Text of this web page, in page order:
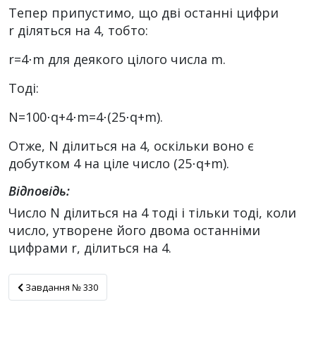
Тепер припустимо, що дві останні цифри
r діляться на 4, тобто:
r=4⋅m для деякого цілого числа m.
Тоді:
N=100⋅q+4⋅m=4⋅(25⋅q+m).
Отже, N ділиться на 4, оскільки воно є
добутком 4 на ціле число (25⋅q+m).
Відповідь:
Число N ділиться на 4 тоді і тільки тоді, коли
число, утворене його двома останніми
цифрами r, ділиться на 4.
Завдання № 330
Завдання № 330